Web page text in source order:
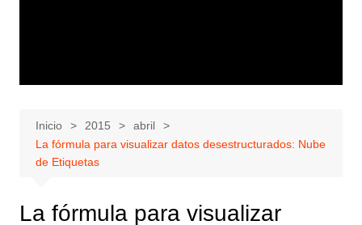
Inicio 2015
abril
La fórmula para visualizar datos desestructurados: Nube
de Etiquetas
La fórmula para visualizar